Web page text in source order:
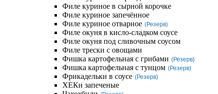
Филе куриное в сырной корочке
Филе куриное запечённое
Филе куриное отварное (Резерв)
Филе окуня в кисло-сладком соусе
Филе окуня под сливочным соусом
Филе трески с овощами
Фишка картофельная с грибами (Резерв)
Фишка картофельная с тунцом (Резерв)
Фрикадельки в соусе (Резерв)
ХЕКи запеченые